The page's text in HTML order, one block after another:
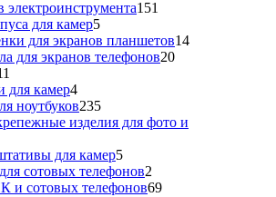
электроинструмента151
для камер55
товаров
для экранов планшетов1414
для экранов телефонов2020
товаров
для камер44
товара
ноутбуков235235
товаров
изделия для фото и
для камер55
товаров
сотовых телефонов2
товара
и сотовых телефонов6969